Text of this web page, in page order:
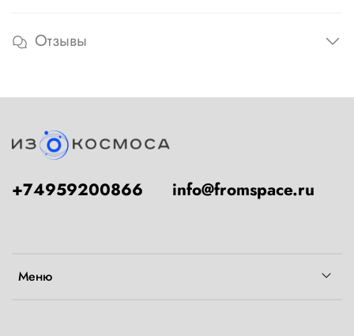
Отзывы
Меню
+74959200866 info@fromspace.ru